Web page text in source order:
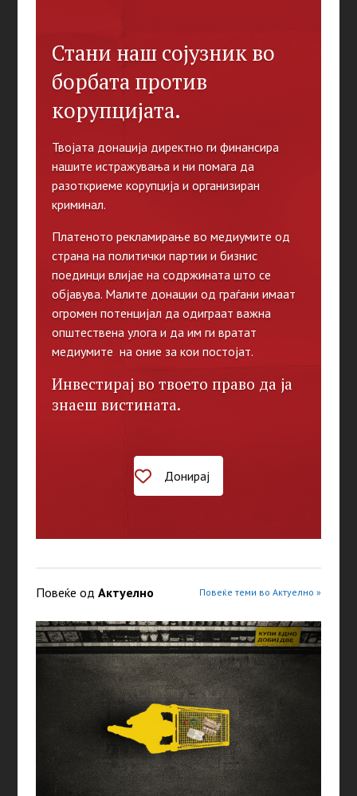
Стани наш сојузник во
борбата против
корупцијата.
Твојата донација директно ги финансира
нашите истражувања и ни помага да
разоткриеме корупција и организиран
криминал.
Платеното рекламирање во медиумите од
страна на политички партии и бизнис
поединци влијае на содржината што се
објавува. Малите донации од граѓани имаат
огромен потенцијал да одиграат важна
општествена улога и да им ги вратат
медиумите на оние за кои постојат.
Инвестирај во твоето право да ја
знаеш вистината.
Донирај
Повеќе од Актуелно Повеќе теми во Актуелно »